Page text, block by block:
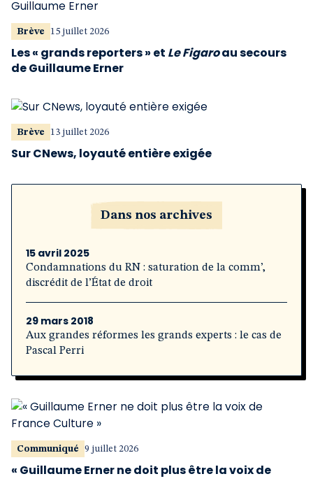
Brève 15 juillet 2026
Les « grands reporters » et Le Figaroau secours
de Guillaume Erner
Brève 13 juillet 2026
Sur CNews, loyauté entière exigée
Dans nos archives
15 avril 2025
Condamnations du RN : saturation de la comm’,
discrédit de l’État de droit
29 mars 2018
Aux grandes réformes les grands experts : le cas de
Pascal Perri
Communiqué 9 juillet 2026
« Guillaume Erner ne doit plus être la voix de